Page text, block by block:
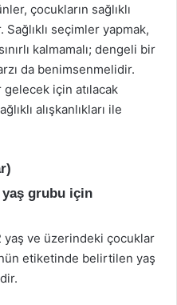
çocukların sağlıklı
Sağlıklı seçimler yapmak,
kalmamalı; dengeli bir
da benimsenmelidir.
gelecek için atılacak
alışkanlıkları ile
grubu için
ve üzerindeki çocuklar
etiketinde belirtilen yaş